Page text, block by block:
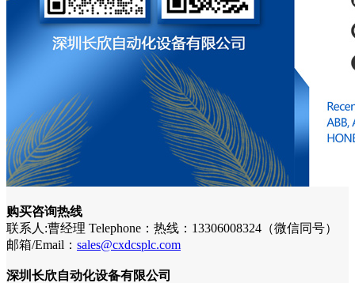
购买咨询热线
联系人:曹经理 Telephone：热线：13306008324（微信同号）
邮箱/Email： sales@cxdcsplc.com
深圳长欣自动化设备有限公司